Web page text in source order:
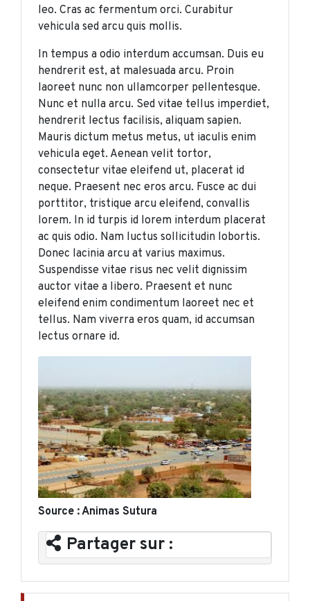
leo. Cras ac fermentum orci. Curabitur
vehicula sed arcu quis mollis.
In tempus a odio interdum accumsan. Duis eu
hendrerit est, at malesuada arcu. Proin
laoreet nunc non ullamcorper pellentesque.
Nunc et nulla arcu. Sed vitae tellus imperdiet,
hendrerit lectus facilisis, aliquam sapien.
Mauris dictum metus metus, ut iaculis enim
vehicula eget. Aenean velit tortor,
consectetur vitae eleifend ut, placerat id
neque. Praesent nec eros arcu. Fusce ac dui
porttitor, tristique arcu eleifend, convallis
lorem. In id turpis id lorem interdum placerat
ac quis odio. Nam luctus sollicitudin lobortis.
Donec lacinia arcu at varius maximus.
Suspendisse vitae risus nec velit dignissim
auctor vitae a libero. Praesent et nunc
eleifend enim condimentum laoreet nec et
tellus. Nam viverra eros quam, id accumsan
lectus ornare id.
Source : Animas Sutura
Partager sur :